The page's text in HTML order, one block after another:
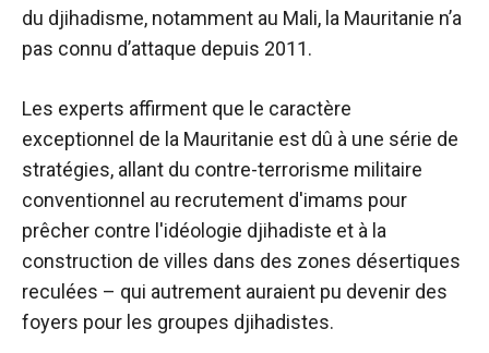
du djihadisme, notamment au Mali, la Mauritanie n’a
pas connu d’attaque depuis 2011.
Les experts affirment que le caractère
exceptionnel de la Mauritanie est dû à une série de
stratégies, allant du contre-terrorisme militaire
conventionnel au recrutement d'imams pour
prêcher contre l'idéologie djihadiste et à la
construction de villes dans des zones désertiques
reculées – qui autrement auraient pu devenir des
foyers pour les groupes djihadistes.